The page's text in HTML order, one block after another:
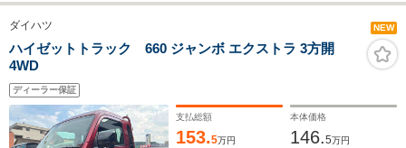
ダイハツ NEW
ハイゼットトラック 660 ジャンボ エクストラ 3方開
4WD
ディーラー保証
支払総額
153.5万円
本体価格
146.5万円